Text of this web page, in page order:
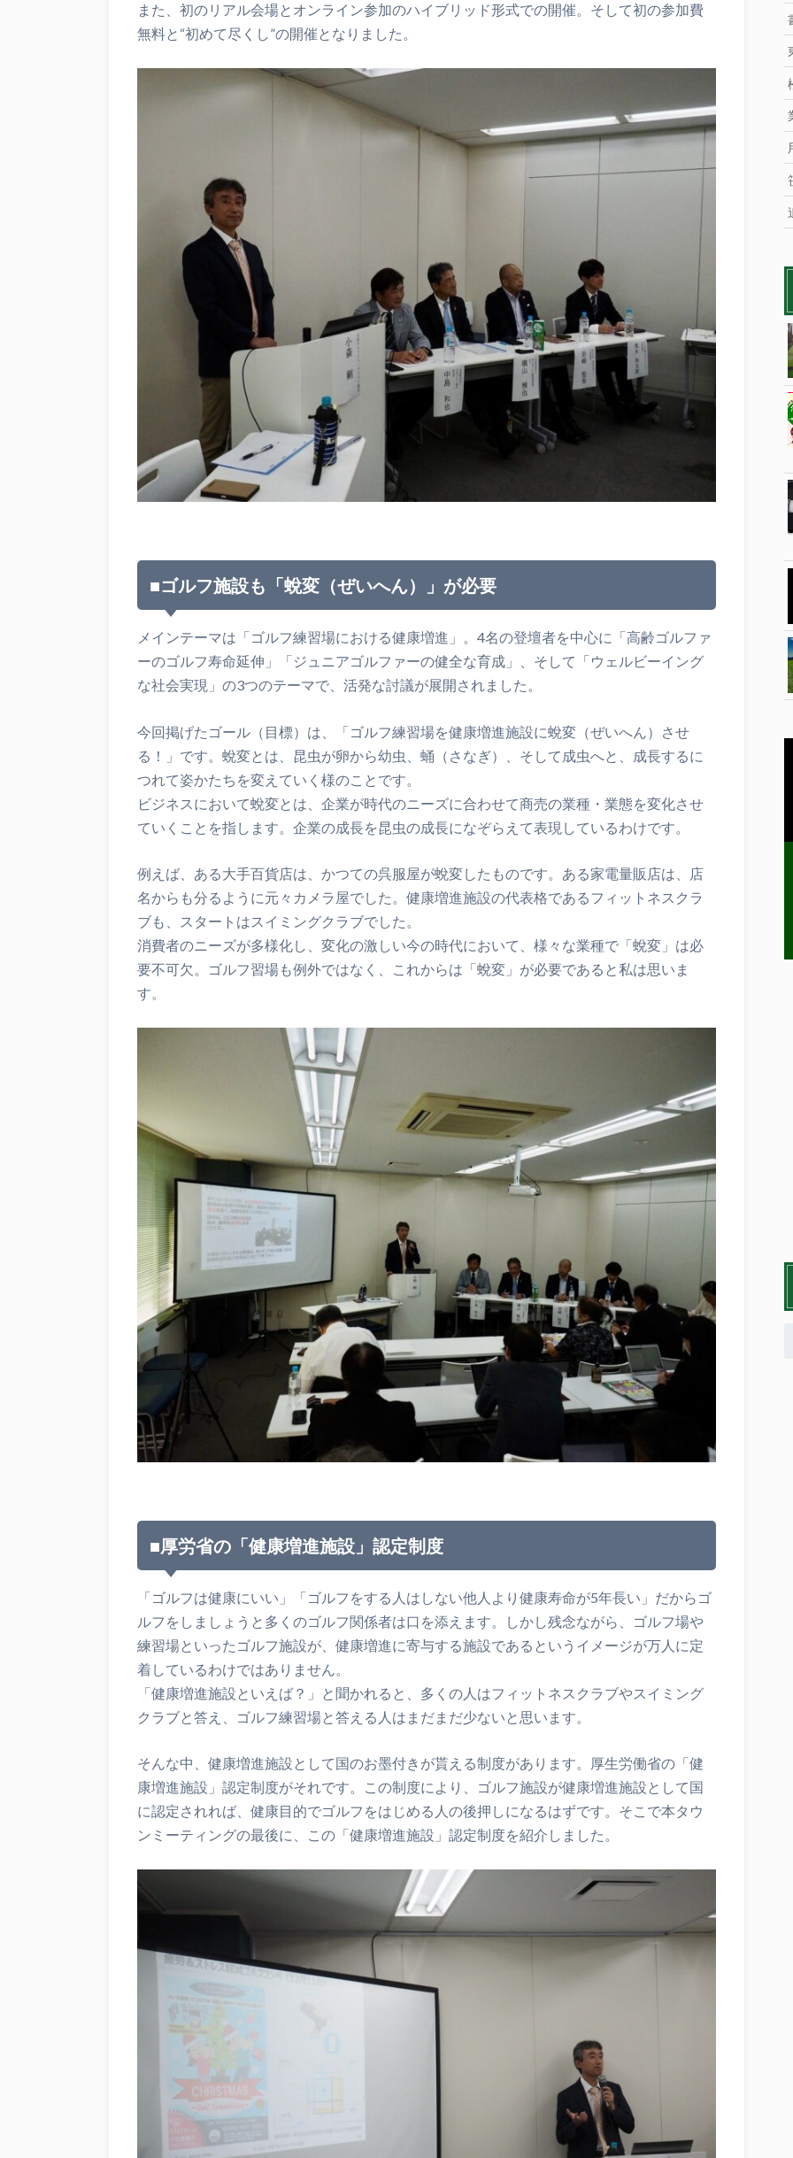
また、初のリアル会場とオンライン参加のハイブリッド形式での開催。そして初の参加費
無料と“初めて尽くし”の開催となりました。
■ゴルフ施設も「蛻変（ぜいへん）」が必要
メインテーマは「ゴルフ練習場における健康増進」。4名の登壇者を中心に「高齢ゴルファ
ーのゴルフ寿命延伸」「ジュニアゴルファーの健全な育成」、そして「ウェルビーイング
な社会実現」の3つのテーマで、活発な討議が展開されました。
今回掲げたゴール（目標）は、「ゴルフ練習場を健康増進施設に蛻変（ぜいへん）させ
る！」です。蛻変とは、昆虫が卵から幼虫、蛹（さなぎ）、そして成虫へと、成長するに
つれて姿かたちを変えていく様のことです。
ビジネスにおいて蛻変とは、企業が時代のニーズに合わせて商売の業種・業態を変化させ
ていくことを指します。企業の成長を昆虫の成長になぞらえて表現しているわけです。
例えば、ある大手百貨店は、かつての呉服屋が蛻変したものです。ある家電量販店は、店
名からも分るように元々カメラ屋でした。健康増進施設の代表格であるフィットネスクラ
ブも、スタートはスイミングクラブでした。
消費者のニーズが多様化し、変化の激しい今の時代において、様々な業種で「蛻変」は必
要不可欠。ゴルフ習場も例外ではなく、これからは「蛻変」が必要であると私は思いま
す。
■厚労省の「健康増進施設」認定制度
「ゴルフは健康にいい」「ゴルフをする人はしない他人より健康寿命が5年長い」だからゴ
ルフをしましょうと多くのゴルフ関係者は口を添えます。しかし残念ながら、ゴルフ場や
練習場といったゴルフ施設が、健康増進に寄与する施設であるというイメージが万人に定
着しているわけではありません。
「健康増進施設といえば？」と聞かれると、多くの人はフィットネスクラブやスイミング
クラブと答え、ゴルフ練習場と答える人はまだまだ少ないと思います。
そんな中、健康増進施設として国のお墨付きが貰える制度があります。厚生労働省の「健
康増進施設」認定制度がそれです。この制度により、ゴルフ施設が健康増進施設として国
に認定されれば、健康目的でゴルフをはじめる人の後押しになるはずです。そこで本タウ
ンミーティングの最後に、この「健康増進施設」認定制度を紹介しました。